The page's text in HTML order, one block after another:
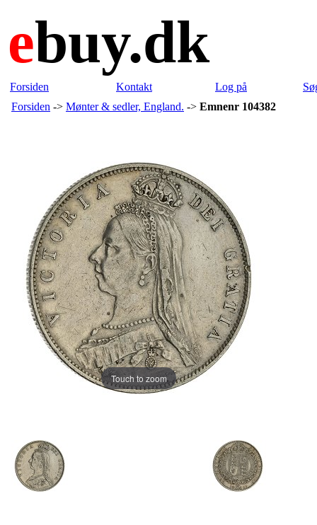
ebuy.dk
Forsiden Kontakt Log på
Forsiden -> Mønter & sedler, England. -> Emnenr 104382
Touch to zoom